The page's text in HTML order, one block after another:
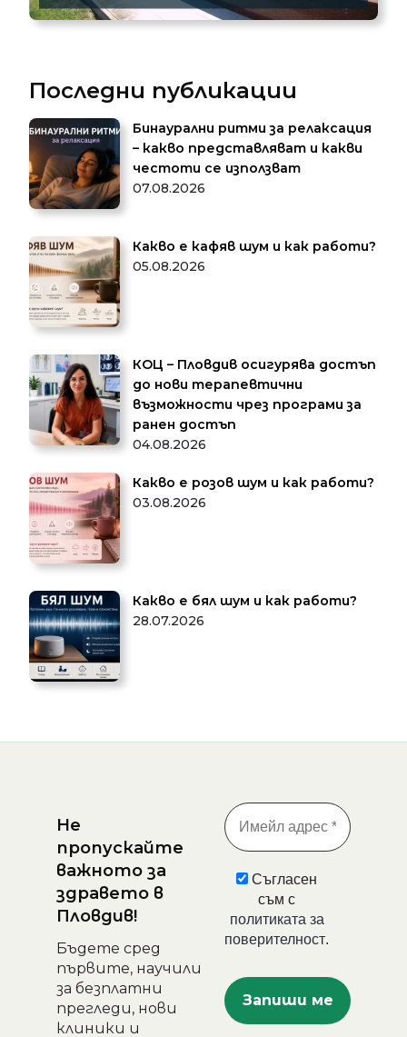
Последни публикации
Бинаурални ритми за релаксация
– какво представляват и какви
честоти се използват
07.08.2026
Какво е кафяв шум и как работи?
05.08.2026
КОЦ – Пловдив осигурява достъп
до нови терапевтични
възможности чрез програми за
ранен достъп
04.08.2026
Какво е розов шум и как работи?
03.08.2026
Какво е бял шум и как работи?
28.07.2026
Не
пропускайте
важното за
здравето в
Пловдив!
Бъдете сред
първите, научили
за безплатни
прегледи, нови
клиники и
Съгласен
съм с
политиката за
поверителност.